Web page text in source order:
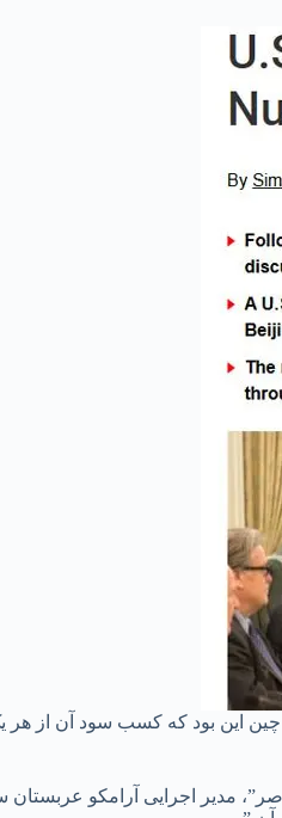
این بود که کسب سود آن از هر
ناصر”، مدیر اجرایی آرامکو